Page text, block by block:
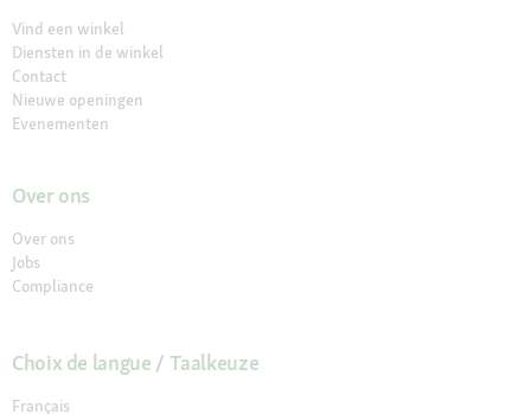
Vind een winkel
Diensten in de winkel
Contact
Nieuwe openingen
Evenementen
Over ons
Over ons
Jobs
Compliance
Choix de langue / Taalkeuze
Français